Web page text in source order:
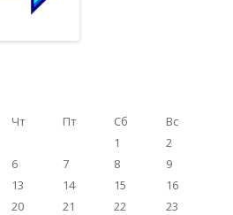
Чт Пт Сб
Вс
1
2
6 7 8
9
13 14 15
16
20 21 22
23